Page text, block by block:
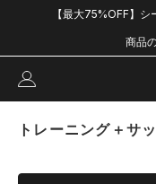
【最大75%OFF】
商品
トレーニング＋サ